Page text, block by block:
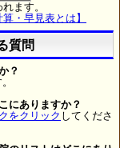
ます。
・早見表とは】
質問
？
にありますか？
をクリック してくださ